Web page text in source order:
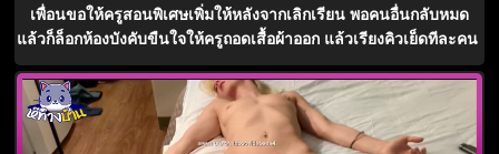
เพื่อนขอให้ครูสอนพิเศษเพิ่มให้หลังจากเลิกเรียน พอคนอื่นกลับหมด
แล้วก็ล็อกห้องบังคับขืนใจให้ครูถอดเสื้อผ้าออก แล้วเรียงคิวเย็ดทีละคน